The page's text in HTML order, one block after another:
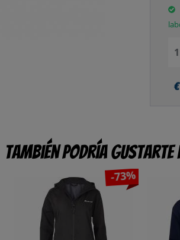
También podría gustarte
-73%